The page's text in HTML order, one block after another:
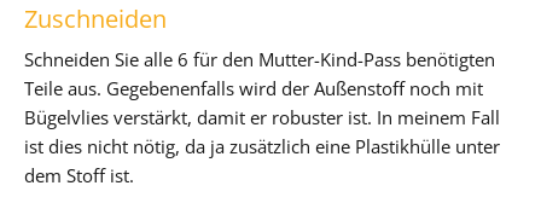
Zuschneiden
Schneiden Sie alle 6 für den Mutter-Kind-Pass benötigten
Teile aus. Gegebenenfalls wird der Außenstoff noch mit
Bügelvlies verstärkt, damit er robuster ist. In meinem Fall
ist dies nicht nötig, da ja zusätzlich eine Plastikhülle unter
dem Stoff ist.